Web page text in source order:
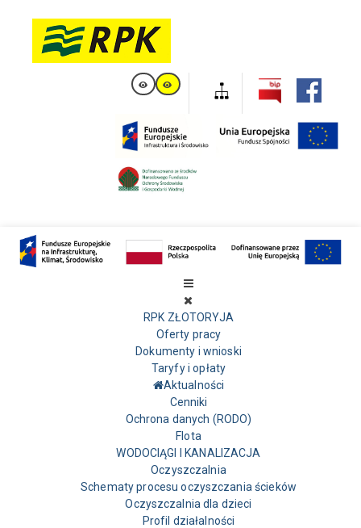
RPK ZŁOTORYJA
Oferty pracy
Dokumenty i wnioski
Taryfy i opłaty
Aktualności
Cenniki
Ochrona danych (RODO)
Flota
WODOCIĄGI I KANALIZACJA
Oczyszczalnia
Schematy procesu oczyszczania ścieków
Oczyszczalnia dla dzieci
Profil działalności